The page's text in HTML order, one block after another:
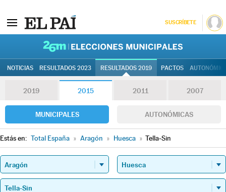
SUSCRÍBETE
NOTICIAS RESULTADOS 2023 RESULTADOS 2019 PACTOS
2019 2015 2011 2007
MUNICIPALES AUTONÓMICAS
Estás en: Total España » Aragón » Huesca » Tella-Sin